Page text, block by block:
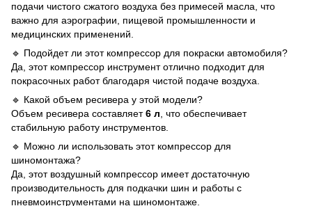
подачи чистого сжатого воздуха без примесей масла, что
важно для аэрографии, пищевой промышленности и
медицинских применений.
🔹 Подойдет ли этот компрессор для покраски автомобиля?
Да, этот компрессор инструмент отлично подходит для
покрасочных работ благодаря чистой подаче воздуха.
🔹 Какой объем ресивера у этой модели?
Объем ресивера составляет6 л, что обеспечивает
стабильную работу инструментов.
🔹 Можно ли использовать этот компрессор для
шиномонтажа?
Да, этот воздушный компрессор имеет достаточную
производительность для подкачки шин и работы с
пневмоинструментами на шиномонтаже.